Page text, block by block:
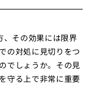
、その効果には限界
の対処に見切りをつ
でしょうか。その見
守る上で非常に重要